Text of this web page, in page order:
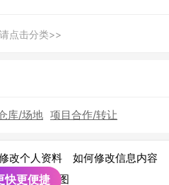
点击分类>>
库/场地 项目合作/转让
改个人资料 如何修改信息内容
知 | 网站地图
快更便捷